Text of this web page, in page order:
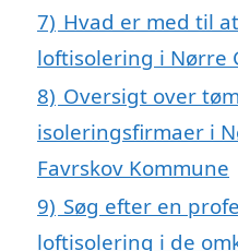
7) Hvad er med til
loftisolering i Nørre
8) Oversigt over
isoleringsfirmaer i
Favrskov Kommune
9) Søg efter en
loftisolering i de